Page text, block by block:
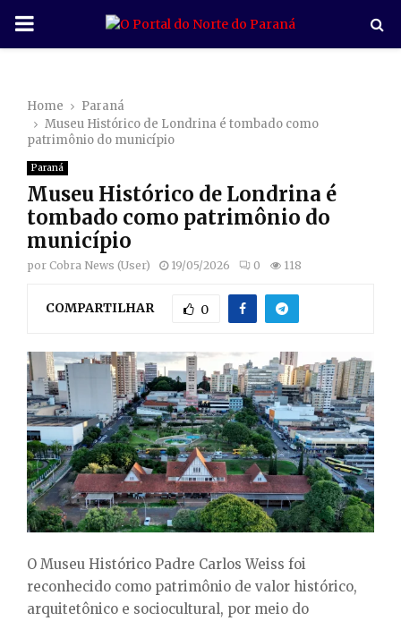
P
M
A
R
M
E
N
U
Home
Paraná
Museu Histórico de Londrina é tombado como
patrimônio do município
Paraná
Museu Histórico de Londrina é
tombado como patrimônio do
município
por Cobra News (User) 19/05/2026 0 118
COMPARTILHAR 0
O Museu Histórico Padre Carlos Weiss foi
reconhecido como patrimônio de valor histórico,
arquitetônico e sociocultural, por meio do